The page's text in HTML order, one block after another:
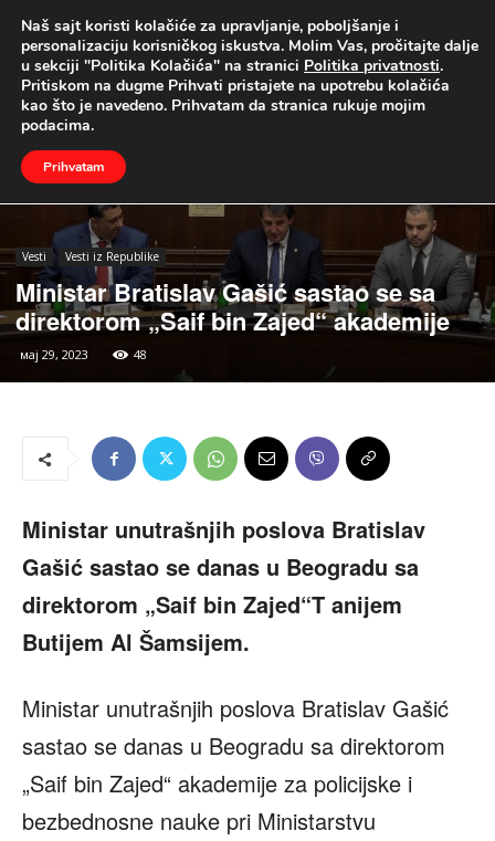
UŽIVO
Naslovna Vesti Vesti iz Republike
Vesti Vesti iz Republike
Ministar Bratislav Gašić sastao se sa
direktorom „Saif bin Zajed“ akademije
мај 29, 2023 48
Ministar unutrašnjih poslova Bratislav
Gašić sastao se danas u Beogradu sa
direktorom „Saif bin Zajed“T anijem
Butijem Al Šamsijem.
Ministar unutrašnjih poslova Bratislav Gašić
sastao se danas u Beogradu sa direktorom
„Saif bin Zajed“ akademije za policijske i
bezbednosne nauke pri Ministarstvu
Naš sajt koristi kolačiće za upravljanje, poboljšanje i
personalizaciju korisničkog iskustva. Molim Vas, pročitajte dalje
u sekciji "Politika Kolačića" na stranici Politika privatnosti.
Pritiskom na dugme Prihvati pristajete na upotrebu kolačića
kao što je navedeno. Prihvatam da stranica rukuje mojim
podacima.
Prihvatam